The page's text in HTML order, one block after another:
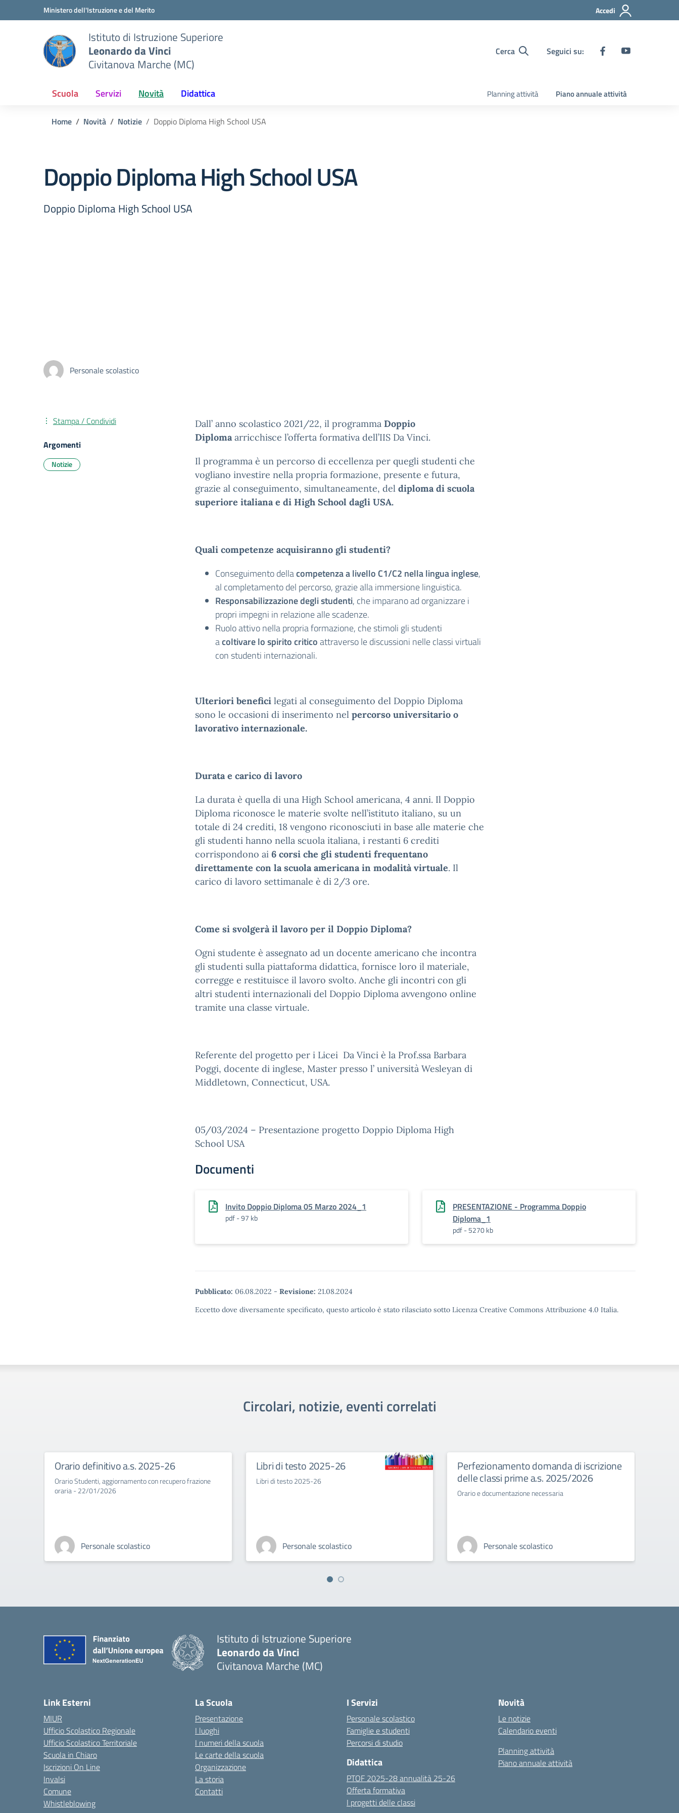
Vai ai contenuti
Vai al menu di navigazioneMinistero dell'Istruzione e del Merito Accedi
Istituto di Istruzione Superiore
Leonardo da Vinci
Civitanova Marche (MC)
Cerca Seguici su:
Scuola Servizi Novità Didattica Planning attività Piano annuale attività
Home Novità Notizie Doppio Diploma High School USA
Doppio Diploma High School USA
Doppio Diploma High School USA
Personale scolastico
Dall’ anno scolastico 2021/22, il programma Doppio
Diplomaarricchisce l’offerta formativa dell’IIS Da Vinci.
Il programma è un percorso di eccellenza per quegli studenti che
vogliano investire nella propria formazione, presente e futura,
grazie al conseguimento, simultaneamente, del diploma di scuola
superiore italiana e di High School dagli USA.
Quali competenze acquisiranno gli studenti?
Conseguimento dellacompetenza a livello C1/C2 nella lingua inglese,
al completamento del percorso, grazie alla immersione linguistica.
Responsabilizzazione degli studenti, che imparano ad organizzare i
propri impegni in relazione alle scadenze.
Ruolo attivo nella propria formazione, che stimoli gli studenti
acoltivare lo spirito criticoattraverso le discussioni nelle classi virtuali
con studenti internazionali.
Ulteriori benefici legati al conseguimento del Doppio Diploma
sono le occasioni di inserimento nel percorso universitario o
lavorativo internazionale.
Durata e carico di lavoro
La durata è quella di una High School americana, 4 anni. Il Doppio
Diploma riconosce le materie svolte nell’istituto italiano, su un
totale di 24 crediti, 18 vengono riconosciuti in base alle materie che
gli studenti hanno nella scuola italiana, i restanti 6 crediti
corrispondono ai 6 corsi che gli studenti frequentano
direttamente con la scuola americana in modalità virtuale. Il
carico di lavoro settimanale è di 2/3 ore.
Come si svolgerà il lavoro per il Doppio Diploma?
Ogni studente è assegnato ad un docente americano che incontra
gli studenti sulla piattaforma didattica, fornisce loro il materiale,
corregge e restituisce il lavoro svolto. Anche gli incontri con gli
altri studenti internazionali del Doppio Diploma avvengono online
tramite una classe virtuale.
Referente del progetto per i Licei Da Vinci è la Prof.ssa Barbara
Poggi, docente di inglese, Master presso l’ università Wesleyan di
Middletown, Connecticut, USA.
05/03/2024 – Presentazione progetto Doppio Diploma High
School USA
Documenti
Invito Doppio Diploma 05 Marzo 2024_1
pdf - 97 kb
PRESENTAZIONE - Programma Doppio
Diploma_1
pdf - 5270 kb
Pubblicato: 06.08.2022 - Revisione: 21.08.2024
Eccetto dove diversamente specificato, questo articolo è stato rilasciato sotto Licenza Creative Commons Attribuzione 4.0 Italia.
Stampa / Condividi
Argomenti
Notizie
Circolari, notizie, eventi correlati
Orario definitivo a.s. 2025-26
Orario Studenti, aggiornamento con recupero frazione
oraria - 22/01/2026
Personale scolastico
Libri di testo 2025-26
Libri di testo 2025-26
Personale scolastico
Perfezionamento domanda di iscrizione
delle classi prime a.s. 2025/2026
Orario e documentazione necessaria
Personale scolastico
Istituto di Istruzione Superiore
Leonardo da Vinci
Civitanova Marche (MC)
Link Esterni
MIUR
Ufficio Scolastico Regionale
Ufficio Scolastico Territoriale
Scuola in Chiaro
Iscrizioni On Line
Invalsi
Comune
Whistleblowing
La Scuola
Presentazione
I luoghi
I numeri della scuola
Le carte della scuola
Organizzazione
La storia
Contatti
I Servizi
Personale scolastico
Famiglie e studenti
Percorsi di studio
Didattica
PTOF 2025-28 annualità 25-26
Offerta formativa
I progetti delle classi
Novità
Le notizie
Calendario eventi
Planning attività
Piano annuale attività